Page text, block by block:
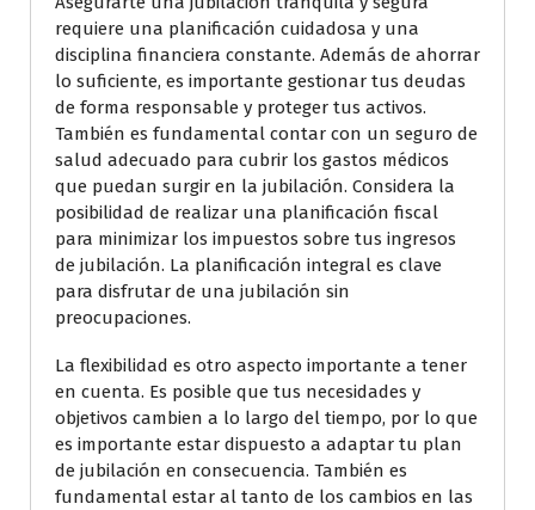
requiere una planificación cuidadosa y una
disciplina financiera constante. Además de ahorrar
lo suficiente, es importante gestionar tus deudas
de forma responsable y proteger tus activos.
También es fundamental contar con un seguro de
salud adecuado para cubrir los gastos médicos
que puedan surgir en la jubilación. Considera la
posibilidad de realizar una planificación fiscal
para minimizar los impuestos sobre tus ingresos
de jubilación. La planificación integral es clave
para disfrutar de una jubilación sin
preocupaciones.
La flexibilidad es otro aspecto importante a tener
en cuenta. Es posible que tus necesidades y
objetivos cambien a lo largo del tiempo, por lo que
es importante estar dispuesto a adaptar tu plan
de jubilación en consecuencia. También es
fundamental estar al tanto de los cambios en las